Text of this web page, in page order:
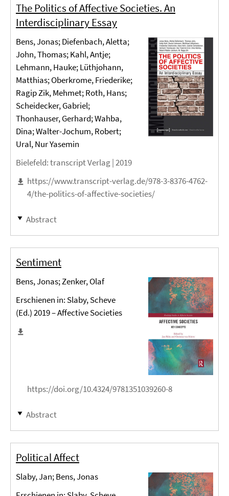
The Politics of Affective Societies. An
Interdisciplinary Essay
Bens, Jonas; Diefenbach, Aletta;
John, Thomas; Kahl, Antje;
Lehmann, Hauke; Lüthjohann,
Matthias; Oberkrome, Friederike;
Ragip Zik, Mehmet; Roth, Hans;
Scheidecker, Gabriel;
Thonhauser, Gerhard; Wahba,
Dina; Walter-Jochum, Robert;
Ural, Nur Yasemin
Bielefeld: transcript Verlag |2019
https://www.transcript-verlag.de/978-3-8376-4762-
4/the-politics-of-affective-societies/
Abstract
Sentiment
Bens, Jonas; Zenker, Olaf
Erschienen in: Slaby, Scheve
(Ed.) 2019 – Affective Societies
https://doi.org/10.4324/9781351039260-8
Abstract
Political Affect
Slaby, Jan; Bens, Jonas